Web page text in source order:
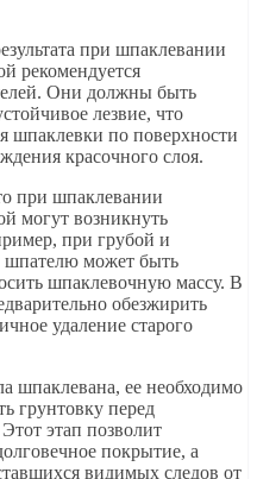
при шпаклевании
рекомендуется
Они должны быть
лезвие, что
шпаклевки по поверхности
красочного слоя.
при шпаклевании
могут возникнуть
при грубой и
шпателю может быть
шпаклевочную массу. В
обезжирить
удаление старого
шпаклевана, ее необходимо
грунтовку перед
этап позволит
покрытие, а
видимых следов от